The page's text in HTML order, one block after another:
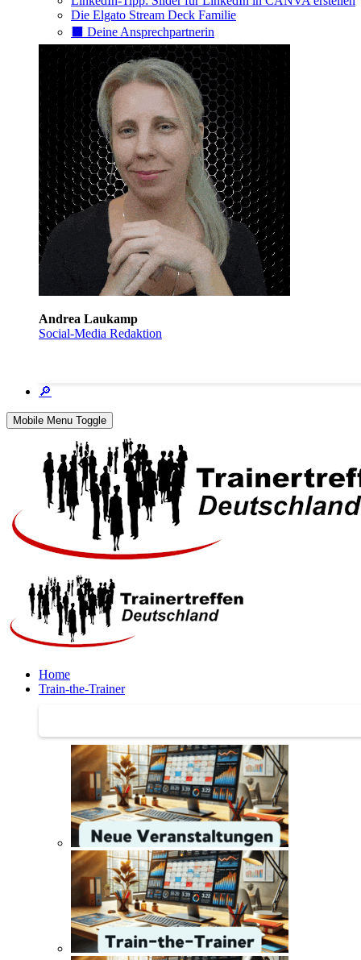
Die Elgato Stream Deck Familie
⬛️ Deine Ansprechpartnerin
Andrea Laukamp
Social-Media Redaktion
🔎
Mobile Menu Toggle
Home
Train-the-Trainer